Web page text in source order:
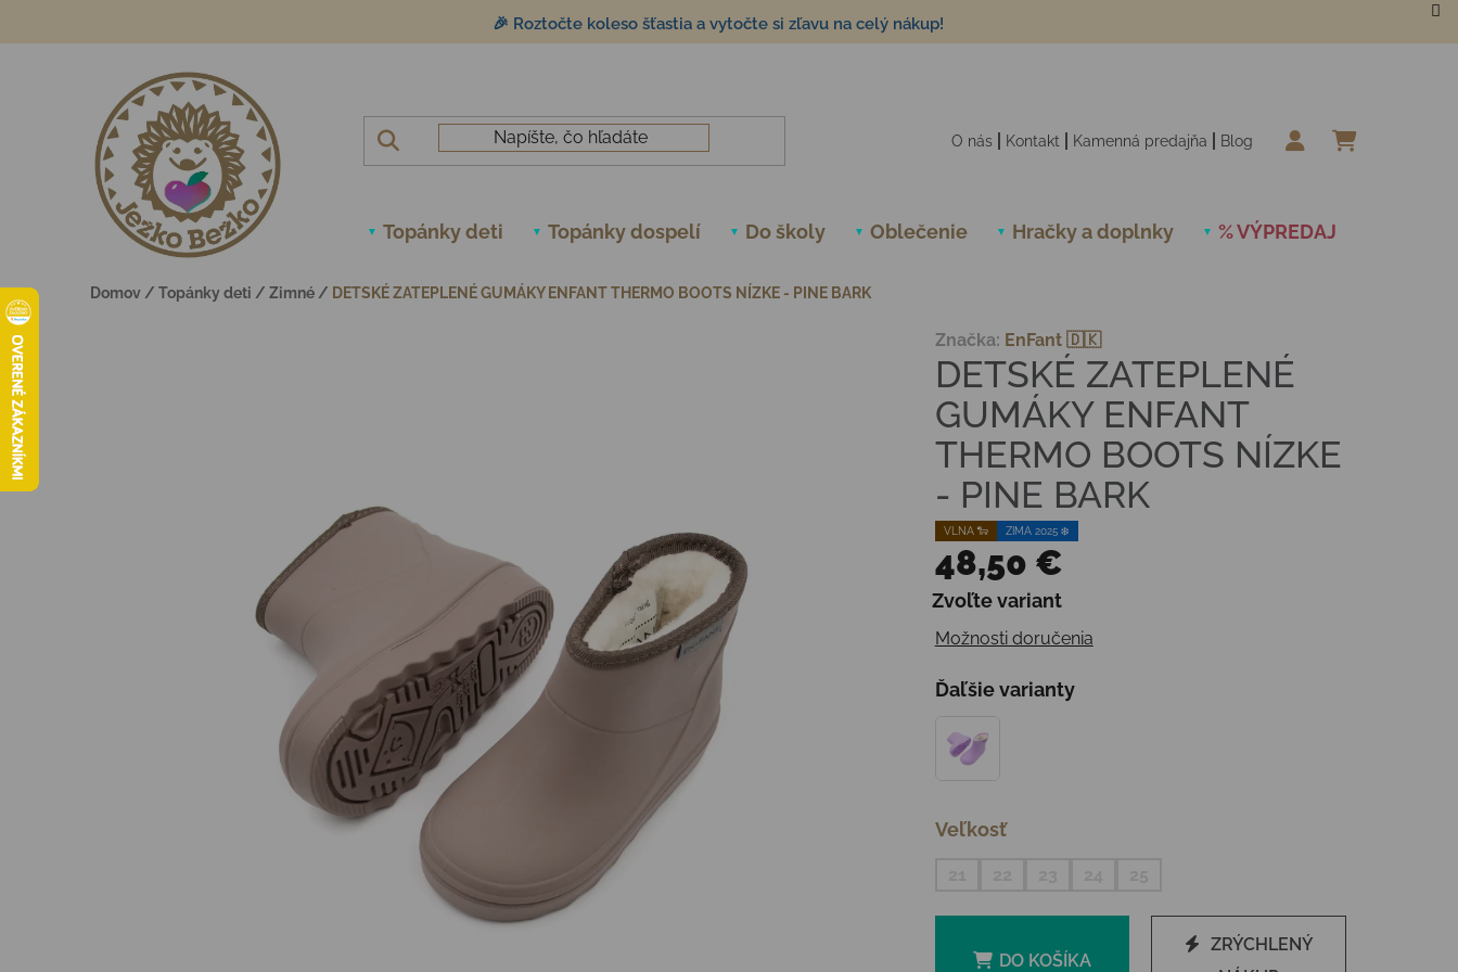
🎉 Roztočte koleso šťastia a vytočte si zľavu na celý nákup!
O nás Kontakt Kamenná predajňa Blog
Topánky deti Topánky dospelí Do školy Oblečenie Hračky a doplnky % VÝPREDAJ
Domov / Topánky deti / Zimné / DETSKÉ ZATEPLENÉ GUMÁKY ENFANT THERMO BOOTS NÍZKE - PINE BARK
VLNA 🐑 ZIMA 2025 ❄️
DETSKÉ ZATEPLENÉ
GUMÁKY ENFANT
THERMO BOOTS NÍZKE
- PINE BARK
Značka: EnFant 🇩🇰
48,50 €
Jednotková cena:
Zvoľte variant
Možnosti doručenia
Ďaľšie varianty
Veľkosť
DO KOŠÍKA
ZRÝCHLENÝ